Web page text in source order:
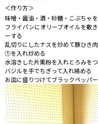
＜作り方＞
味噌・醤油・酒・砂糖・こぶちゃ
フライパンにオリーブオイルを敷
ーする
乱切りにしたナスを炒めて豚ひき
①を入れ炒める
水溶きした片栗粉を入れとろみを
バジルを手でちぎって入れ絡める
お皿に盛りつけてブラックペッパ